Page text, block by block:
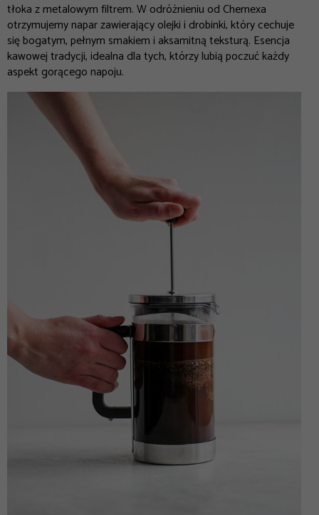
tłoka z metalowym filtrem. W odróżnieniu od Chemexa
otrzymujemy napar zawierający olejki i drobinki, który cechuje
się bogatym, pełnym smakiem i aksamitną teksturą. Esencja
kawowej tradycji, idealna dla tych, którzy lubią poczuć każdy
aspekt gorącego napoju.